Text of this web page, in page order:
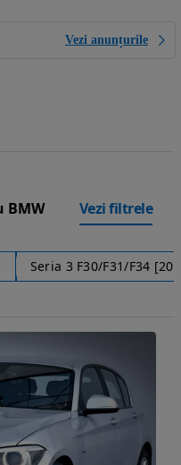
Vezi anunțurile
BMW Vezi filtrele
Seria 3 F30/F31/F34